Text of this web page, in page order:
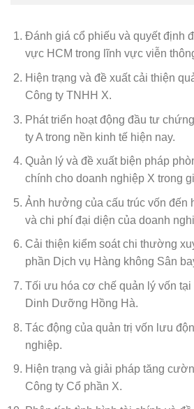
Đánh giá cổ phiếu và quyết định
vực HCM trong lĩnh vực viễn
Hiện trạng và đề xuất cải thiện
Công ty TNHH X.
Phát triển hoạt động đầu tư
ty A trong nền kinh tế hiện nay.
Quản lý và đề xuất biện pháp
chính cho doanh nghiệp X trong
Ảnh hưởng của cấu trúc vốn đến
và chi phí đại diện của doanh
Cải thiện kiểm soát chi thường
phần Dịch vụ Hàng không Sân
Tối ưu hóa cơ chế quản lý vốn tại
Dinh Dưỡng Hồng Hà.
Tác động của quản trị vốn lưu
nghiệp.
Hiện trạng và giải pháp tăng
Công ty Cổ phần X.